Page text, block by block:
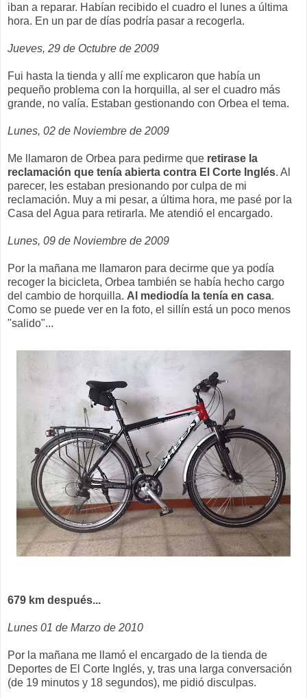
iban a reparar. Habían recibido el cuadro el lunes a última
hora. En un par de días podría pasar a recogerla.
Jueves, 29 de Octubre de 2009
Fui hasta la tienda y allí me explicaron que había un
pequeño problema con la horquilla, al ser el cuadro más
grande, no valía. Estaban gestionando con Orbea el tema.
Lunes, 02 de Noviembre de 2009
Me llamaron de Orbea para pedirme que retirase la
reclamación que tenía abierta contra El Corte Inglés. Al
parecer, les estaban presionando por culpa de mi
reclamación. Muy a mi pesar, a última hora, me pasé por la
Casa del Agua para retirarla. Me atendió el encargado.
Lunes, 09 de Noviembre de 2009
Por la mañana me llamaron para decirme que ya podía
recoger la bicicleta, Orbea también se había hecho cargo
del cambio de horquilla. Al mediodía la tenía en casa.
Como se puede ver en la foto, el sillín está un poco menos
"salido"...
679 km después...
Lunes 01 de Marzo de 2010
Por la mañana me llamó el encargado de la tienda de
Deportes de El Corte Inglés, y, tras una larga conversación
(de 19 minutos y 18 segundos), me pidió disculpas.